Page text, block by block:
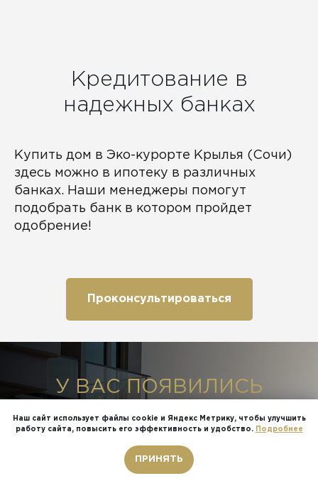
Кредитование в
надежных банках
Купить дом в Эко-курорте Крылья (Сочи)
здесь можно в ипотеку в различных
банках. Наши менеджеры помогут
подобрать банк в котором пройдет
одобрение!
Проконсультироваться
У ВАС ПОЯВИЛИСЬ
ВОПРОСЫ ИЛИ ВЫ ХОТИТЕ
ПОСМОТРЕТЬ ВСЕ САМИ?
Звонок бесплатный
Наш сайт использует файлы cookie и Яндекс Метрику, чтобы улучшить
работу сайта, повысить его эффективность и удобство.
Подробнее
ПРИНЯТЬ